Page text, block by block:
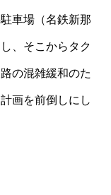
車場（名鉄新那
、そこからタク
の混雑緩和のた
画を前倒しにし